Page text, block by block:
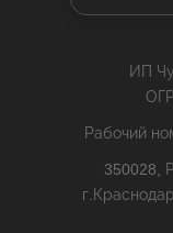
ИП
Рабочий
350028,